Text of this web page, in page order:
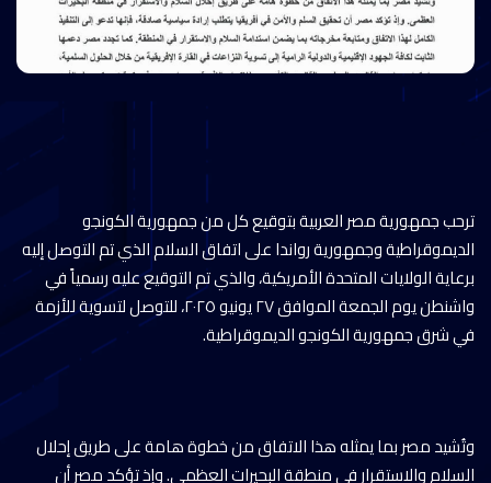
ترحب جمهورية مصر العربية بتوقيع كل من جمهورية الكونجو
الديموقراطية وجمهورية رواندا على اتفاق السلام الذي تم التوصل إليه
برعاية الولايات المتحدة الأمريكية، والذي تم التوقيع عليه رسمياً في
واشنطن يوم الجمعة الموافق ٢٧ يونيو ٢٠٢٥، للتوصل لتسوية للأزمة
في شرق جمهورية الكونجو الديموقراطية.
وتُشيد مصر بما يمثله هذا الاتفاق من خطوة هامة على طريق إحلال
السلام والاستقرار في منطقة البحيرات العظمى. وإذ تؤكد مصر أن